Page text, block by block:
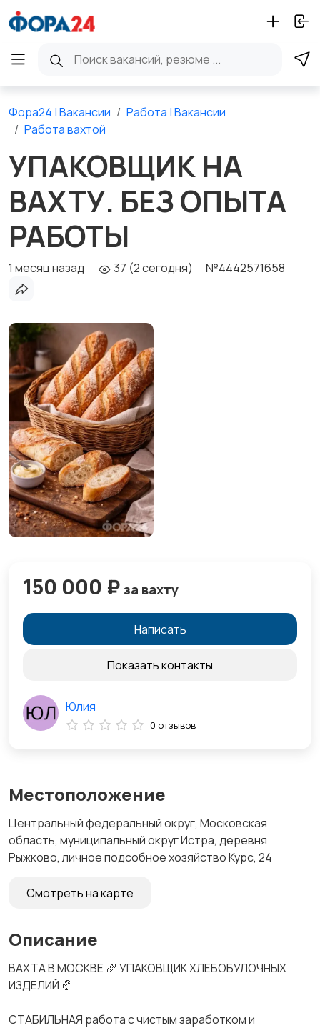
Фора24 | Вакансии
Работа | Вакансии
Работа вахтой
УПАКОВЩИК НА
ВАХТУ. БЕЗ ОПЫТА
РАБОТЫ
1 месяц назад 37 (2 сегодня) №4442571658
Местоположение
Центральный федеральный округ, Московская
область, муниципальный округ Истра, деревня
Рыжково, личное подсобное хозяйство Курс, 24
Смотреть на карте
Описание
ВАХТА В МОСКВЕ 🥖 УПАКОВЩИК ХЛЕБОБУЛОЧНЫХ
ИЗДЕЛИЙ 🥐
СТАБИЛЬНАЯ работа с чистым заработком и
150 000 ₽ за вахту
Написать
Показать контакты
Юлия
0 отзывов